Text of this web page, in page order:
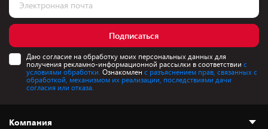
Подписаться
Даю согласие на обработку моих персональных данных для
получения рекламно-информационной рассылки в соответствии с
условиями обработки. Ознакомлен с разъяснением прав, связанных с
обработкой, механизмом их реализации, последствиями дачи
согласия или отказа.
Компания